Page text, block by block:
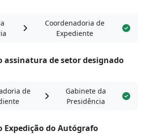
Coordenadoria de
Expediente
assinatura de setor designado
de
Gabinete da
Presidência
Expedição do Autógrafo